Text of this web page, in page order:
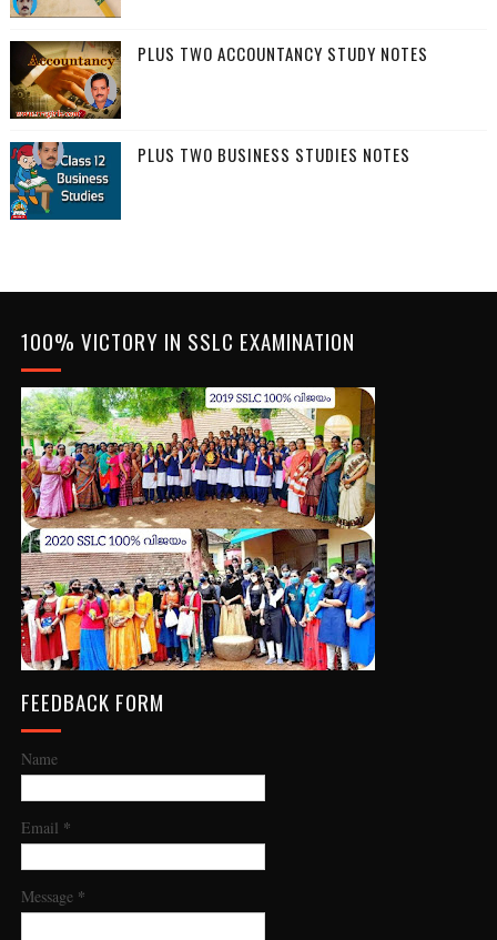
PLUS TWO ACCOUNTANCY STUDY NOTES
PLUS TWO BUSINESS STUDIES NOTES
100% VICTORY IN SSLC EXAMINATION
FEEDBACK FORM
Name
Email *
Message *